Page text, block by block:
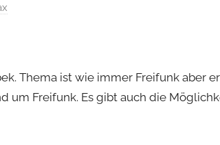
Thema ist wie immer Freifunk aber
um Freifunk. Es gibt auch die